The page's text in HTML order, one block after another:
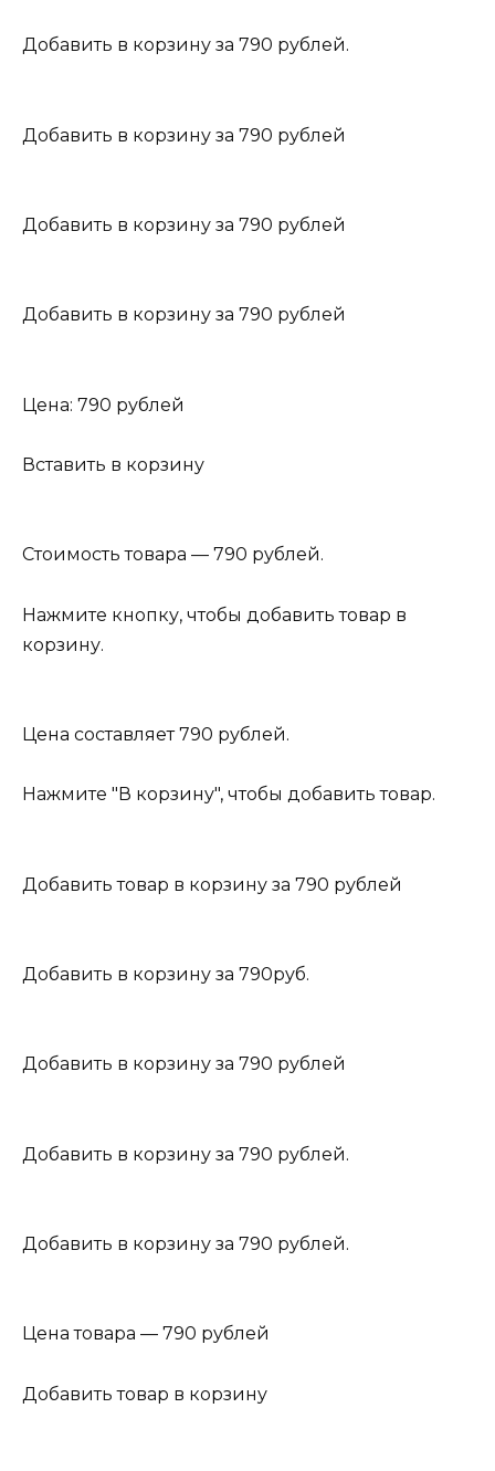
Добавить в корзину за 790 рублей.
Добавить в корзину за 790 рублей
Добавить в корзину за 790 рублей
Добавить в корзину за 790 рублей
Цена: 790 рублей
Вставить в корзину
Стоимость товара — 790 рублей.
Нажмите кнопку, чтобы добавить товар в
корзину.
Цена составляет 790 рублей.
Нажмите "В корзину", чтобы добавить товар.
Добавить товар в корзину за 790 рублей
Добавить в корзину за 790руб.
Добавить в корзину за 790 рублей
Добавить в корзину за 790 рублей.
Добавить в корзину за 790 рублей.
Цена товара — 790 рублей
Добавить товар в корзину